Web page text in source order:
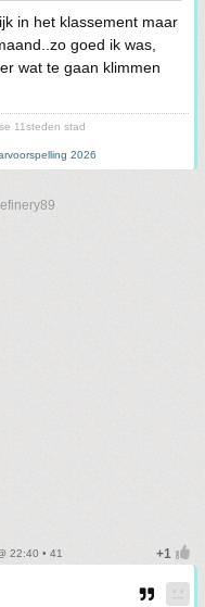
in het klassement maar
goed ik was,
wat te gaan klimmen
11steden stad
2026
22:40 • 41